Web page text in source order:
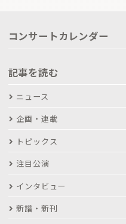
コンサートカレンダー
記事を読む
ニュース
企画・連載
トピックス
注目公演
インタビュー
新譜・新刊